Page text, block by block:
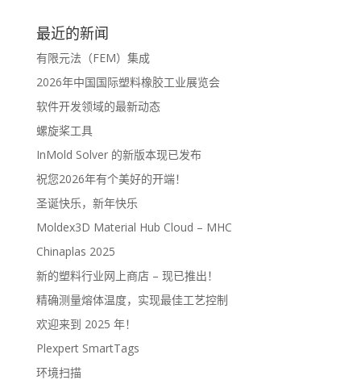
最近的新闻
有限元法（FEM）集成
2026年中国国际塑料橡胶工业展览会
软件开发领域的最新动态
螺旋桨工具
InMold Solver 的新版本现已发布
祝您2026年有个美好的开端！
圣诞快乐，新年快乐
Moldex3D Material Hub Cloud – MHC
Chinaplas 2025
新的塑料行业网上商店 – 现已推出！
精确测量熔体温度，实现最佳工艺控制
欢迎来到 2025 年！
Plexpert SmartTags
环境扫描